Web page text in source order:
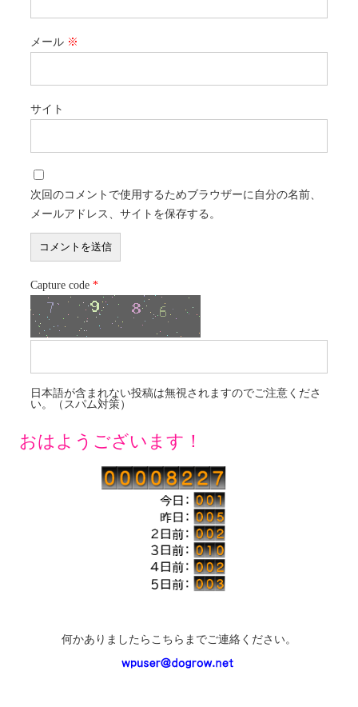
メール ※
サイト
次回のコメントで使用するためブラウザーに自分の名前、
メールアドレス、サイトを保存する。
Capture code *
日本語が含まれない投稿は無視されますのでご注意くださ
い。（スパム対策）
おはようございます！
何かありましたらこちらまでご連絡ください。